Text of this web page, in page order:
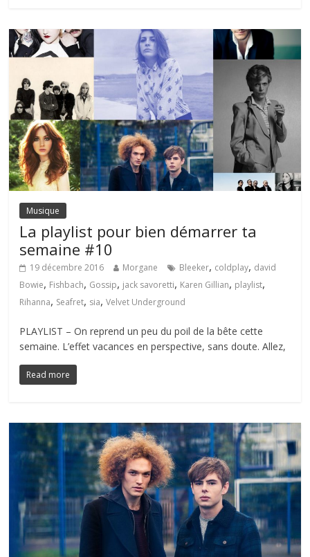
Musique
La playlist pour bien démarrer ta
semaine #10
19 décembre 2016 Morgane Bleeker, coldplay, david
Bowie, Fishbach, Gossip, jack savoretti, Karen Gillian, playlist,
Rihanna, Seafret, sia,Velvet Underground
PLAYLIST – On reprend un peu du poil de la bête cette
semaine. L’effet vacances en perspective, sans doute. Allez,
Read more